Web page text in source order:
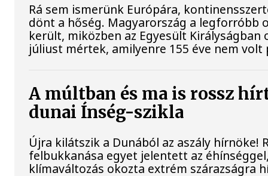
Rá sem ismerünk Európára,
dönt a hőség. Magyarország a legforróbb
került, miközben az Egyesült Királyságban
júliust mértek, amilyenre 155 éve nem
A múltban és ma is rossz
dunai Ínség-szikla
Újra kilátszik a Dunából az aszály hírnöke!
felbukkanása egyet jelentett az
klímaváltozás okozta extrém szárazságra